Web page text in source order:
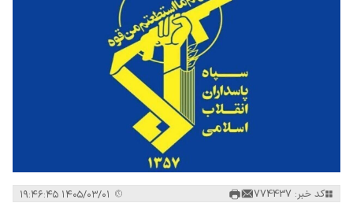
کد خبر: 774437